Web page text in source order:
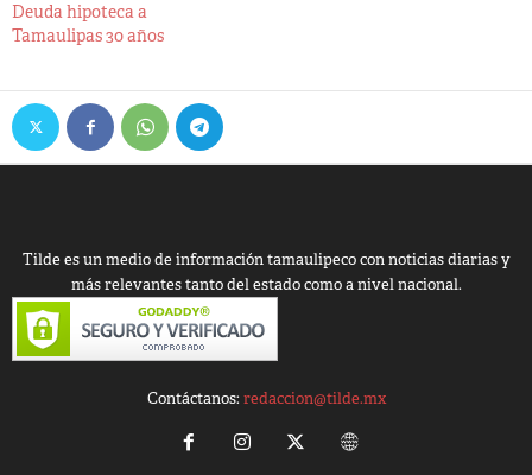
Deuda hipoteca a
Tamaulipas 30 años
Tilde es un medio de información tamaulipeco con noticias diarias y
más relevantes tanto del estado como a nivel nacional.
Contáctanos:redaccion@tilde.mx